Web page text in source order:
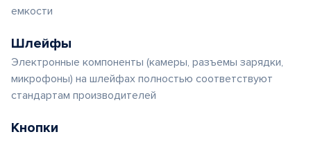
емкости
Шлейфы
Электронные компоненты (камеры, разъемы зарядки,
микрофоны) на шлейфах полностью соответствуют
стандартам производителей
Кнопки